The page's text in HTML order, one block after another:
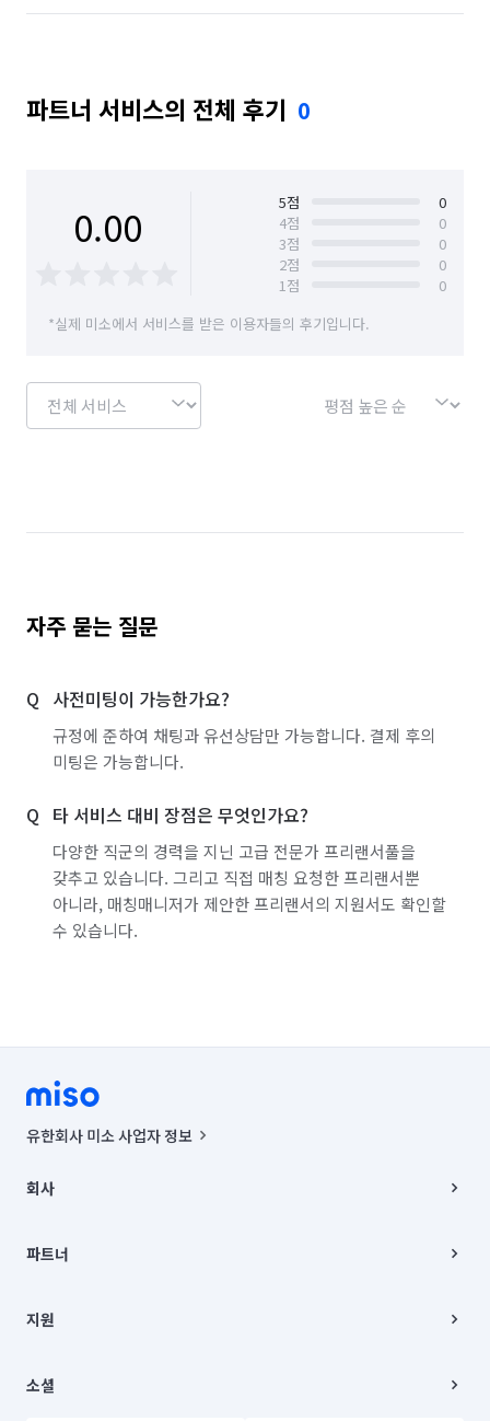
경기 용인시 수지구 경기 의정부시 경기 이천시
경기 화성시 서울 강남구 서울 강동구
인천 남동구
인천 연수구 경기 화성시 동탄구
경기 화성시 만세구
경기 화성시 병점구
파트너 서비스의 전체 후기 0
0.00 5점
0
4점
0
3점
0
2점
0
1점
0
*실제 미소에서 서비스를 받은 이용자들의 후기입니다.
자주 묻는 질문
사전미팅이 가능한가요?
규정에 준하여 채팅과 유선상담만 가능합니다. 결제 후의
미팅은 가능합니다.
타 서비스 대비 장점은 무엇인가요?
다양한 직군의 경력을 지닌 고급 전문가 프리랜서풀을
갖추고 있습니다. 그리고 직접 매칭 요청한 프리랜서뿐
아니라, 매칭매니저가 제안한 프리랜서의 지원서도 확인할
수 있습니다.
유한회사 미소 사업자 정보
00019 |
주소 | 본사: 서울특별시 종로구 율곡로 6(중학동, 트윈트리빌딩) B동 5층
컨택센터 : 서울특별시 종로구 수송동 율곡로 24, 7층, 8층 미소
상품, 상품정보, 거래에 관한 의무와 책임은 거래당사자에게 있습니다.
언론 보도 관련 문의:
© 유한회사 미소. Miso, Inc. All Rights Reserved.
회사
채용
파트너
이사
지원
이용약관
소셜